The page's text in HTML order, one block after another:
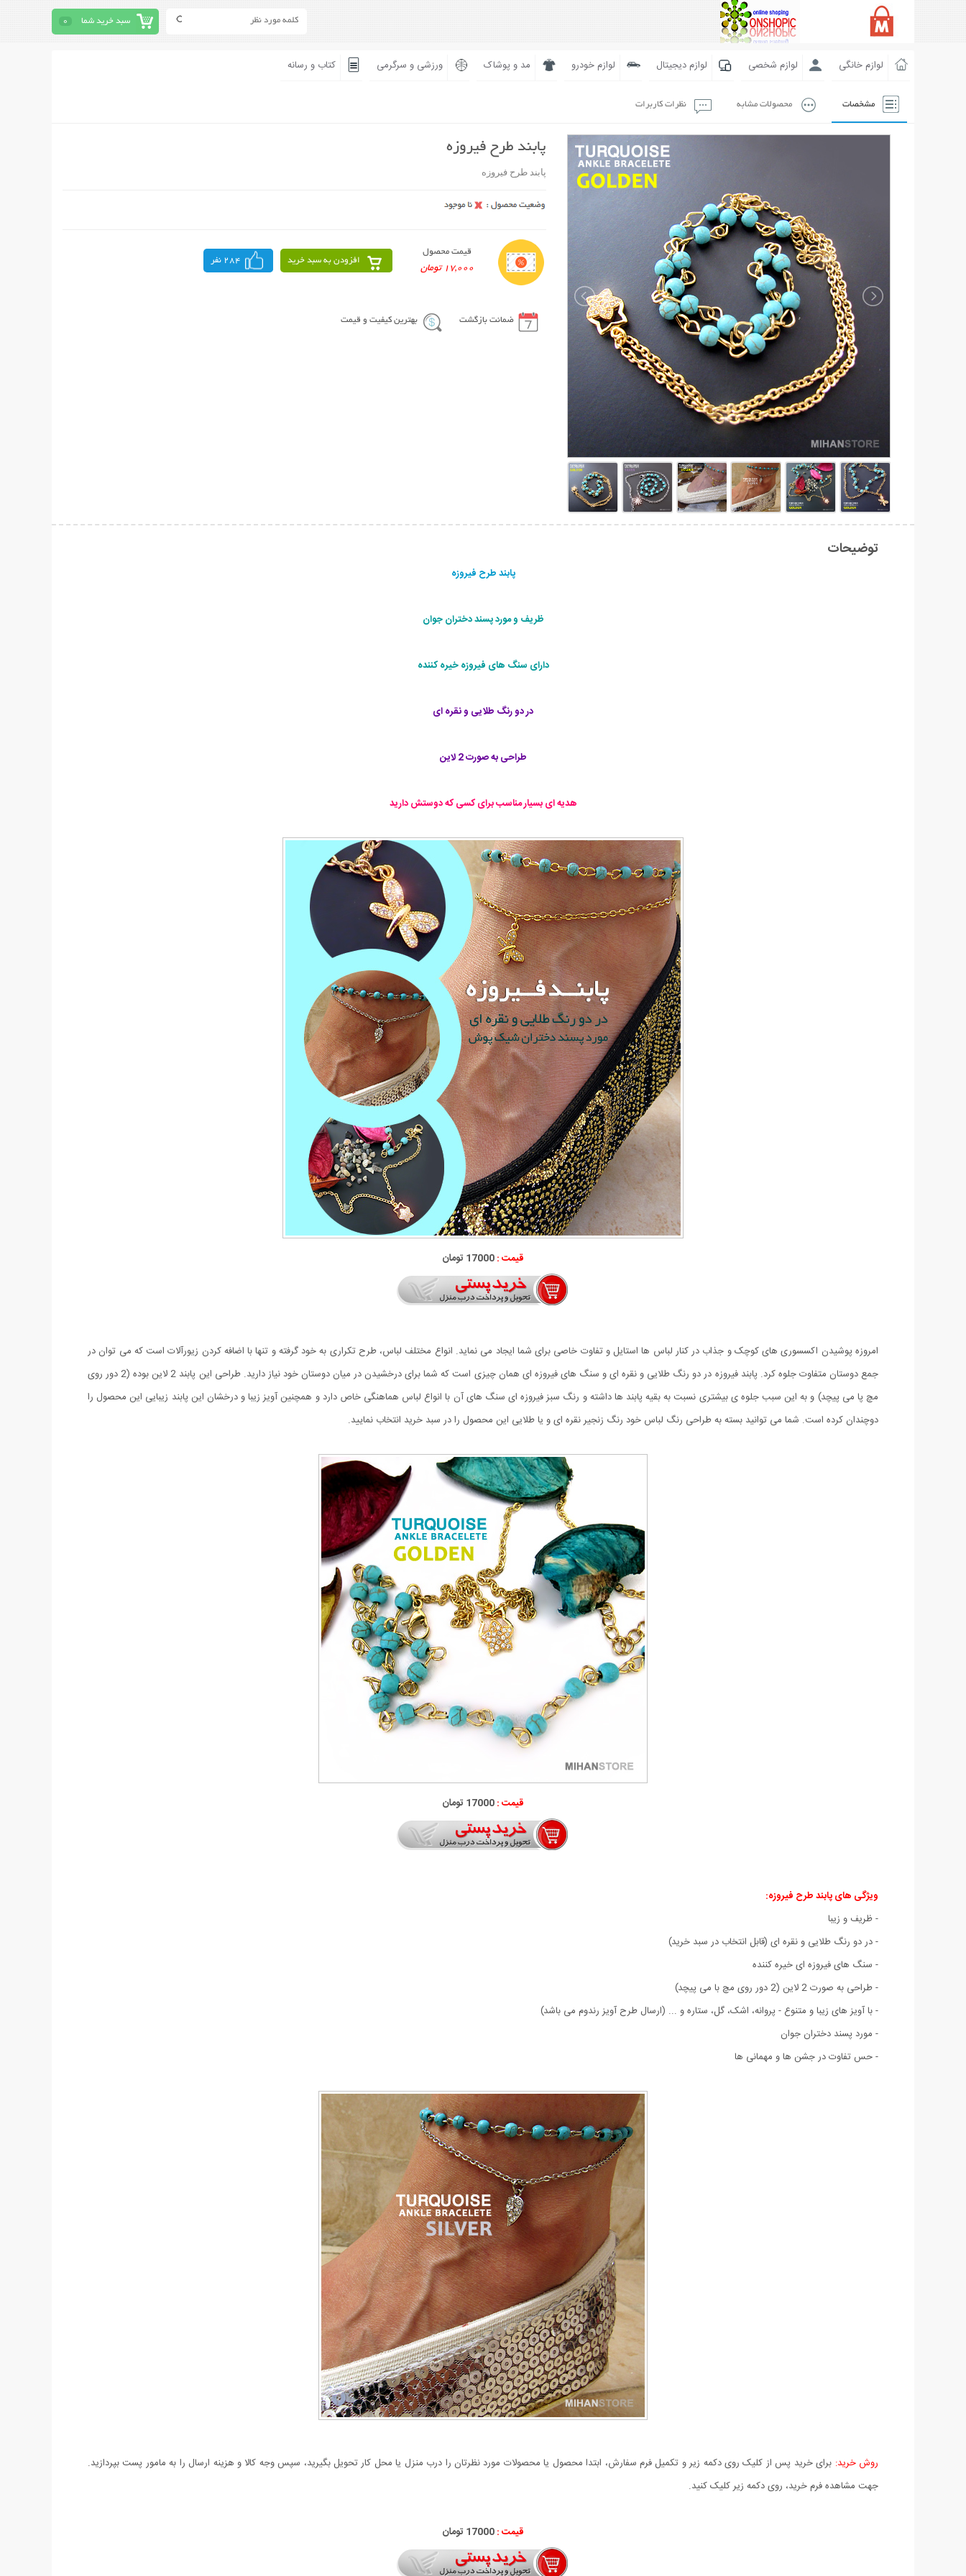
سبد خرید شما 0
لوازم خانگی لوازم شخصی لوازم دیجیتال لوازم خودرو مد و پوشاک ورزشی و سرگرمی کتاب و رسانه
مشخصات محصولات مشابه نظرات کاربرات
پابند طرح فیروزه
پابند طرح فیروزه
قیمت محصول
17,000 تومان
افزودن به سبد خرید 284 نفر
ضمانت بازگشت بهترین کیفیت و قیمت
توضیحات
پابند طرح فیروزه
ظریف و مورد پسند دختران جوان
دارای سنگ های فیروزه خیره کننده
در دو رنگ طلایی و نقره ای
طراحی به صورت 2 لاین
هدیه ای بسیار مناسب برای کسی که دوستش دارید
قیمت :17000 تومان
امروزه پوشیدن اکسسوری های کوچک و جذاب در کنار لباس ها استایل و تفاوت خاصی برای شما ایجاد می نماید. انواع مختلف لباس، طرح تکراری به خود گرفته و تنها با اضافه کردن زیورآلات است که می توان در
جمع دوستان متفاوت جلوه کرد. پابند فیروزه در دو رنگ طلایی و نقره ای و سنگ های فیروزه ای همان چیزی است که شما برای درخشیدن در میان دوستان خود نیاز دارید. طراحی این پابند 2 لاین بوده (2 دور روی
مچ پا می پیچد) و به این سبب جلوه ی بیشتری نسبت به بقیه پابند ها داشته و رنگ سبز فیروزه ای سنگ های آن با انواع لباس هماهنگی خاص دارد و همچنین آویز زیبا و درخشان این پابند زیبایی این محصول را
دوچندان کرده است. شما می توانید بسته به طراحی رنگ لباس خود رنگ زنجیر نقره ای و یا طلایی این محصول را در سبد خرید انتخاب نمایید.
قیمت :17000 تومان
ویژگی های پابند طرح فیروزه:
- ظریف و زیبا
- در دو رنگ طلایی و نقره ای (قابل انتخاب در سبد خرید)
- سنگ های فیروزه ای خیره کننده
- طراحی به صورت 2 لاین (2 دور روی مچ با می پیچد)
- با آویز های زیبا و متنوع - پروانه، اشک، گل، ستاره و ... (ارسال طرح آویز رندوم می باشد)
- مورد پسند دختران جوان
- حس تفاوت در جشن ها و مهمانی ها
روش خرید: برای خرید پس از کلیک روی دکمه زیر و تکمیل فرم سفارش، ابتدا محصول یا محصولات مورد نظرتان را درب منزل یا محل کار تحویل بگیرید، سپس وجه کالا و هزینه ارسال را به مامور پست بپردازید.
جهت مشاهده فرم خرید، روی دکمه زیر کلیک کنید.
قیمت :17000 تومان